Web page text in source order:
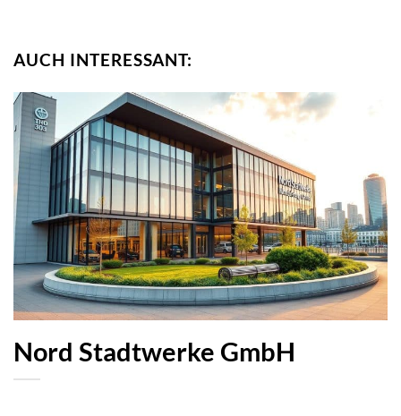
AUCH INTERESSANT:
Nord Stadtwerke GmbH